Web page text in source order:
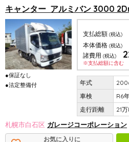
キャンター アルミバン 3000
●保証なし
●法定整備付
支払総額 (税込)
本体価格 (税込)
諸費用 (税込)
※支払総額に含む
R6
21
札幌市白石区 ガレージコーポレーション
お気に入りに